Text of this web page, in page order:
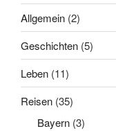
Allgemein (2)
Geschichten (5)
Leben (11)
Reisen (35)
Bayern (3)